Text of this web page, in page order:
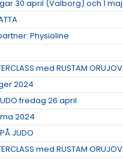
30 april (Valborg) och 1 maj
Physioline
med RUSTAM ORUJOV
2024
fredag 26 april
2024
JUDO
med RUSTAM ORUJOV